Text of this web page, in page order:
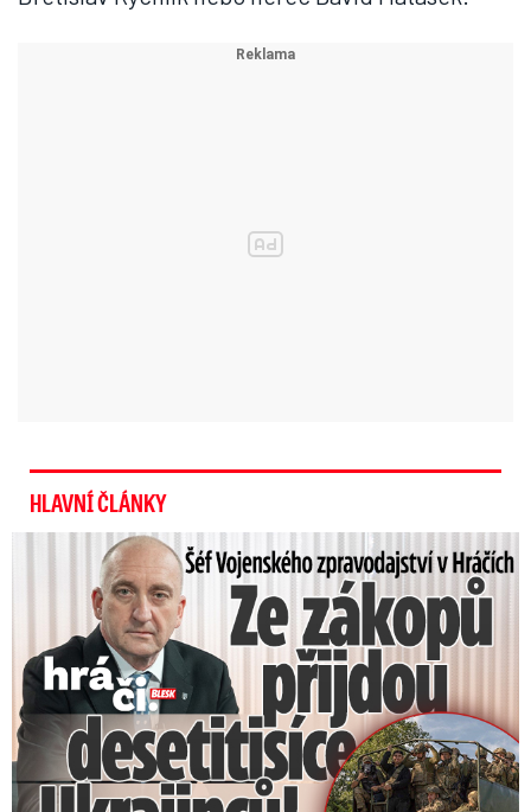
HLAVNÍ ČLÁNKY
Šéf Vojenského zpravodajství: Přijdou desetitisíce Ukrajinců